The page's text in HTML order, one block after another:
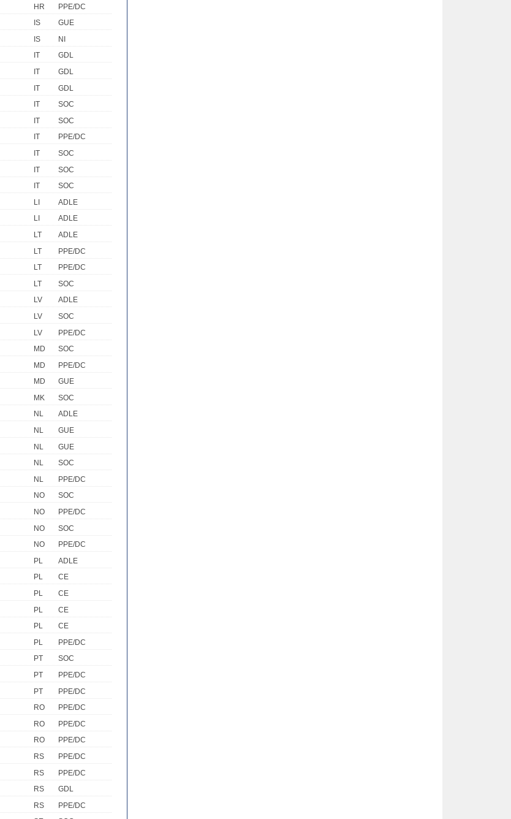
HR
PPE/DC
IS
GUE
IS
NI
IT
GDL
IT
GDL
IT
GDL
IT
SOC
IT
SOC
IT
PPE/DC
IT
SOC
IT
SOC
IT
SOC
LI
ADLE
LI
ADLE
LT
ADLE
LT
PPE/DC
LT
PPE/DC
LT
SOC
LV
ADLE
LV
SOC
LV
PPE/DC
MD
SOC
MD
PPE/DC
MD
GUE
MK
SOC
NL
ADLE
NL
GUE
NL
GUE
NL
SOC
NL
PPE/DC
NO
SOC
NO
PPE/DC
NO
SOC
NO
PPE/DC
PL
ADLE
PL
CE
PL
CE
PL
CE
PL
CE
PL
PPE/DC
PT
SOC
PT
PPE/DC
PT
PPE/DC
RO
PPE/DC
RO
PPE/DC
RO
PPE/DC
RS
PPE/DC
RS
PPE/DC
RS
GDL
RS
PPE/DC